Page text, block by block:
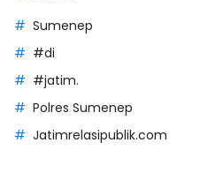
Sumenep
#di
#jatim.
Polres Sumenep
Jatimrelasipublik.com